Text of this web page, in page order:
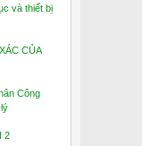
và thiết bị
CỦA
Công
2